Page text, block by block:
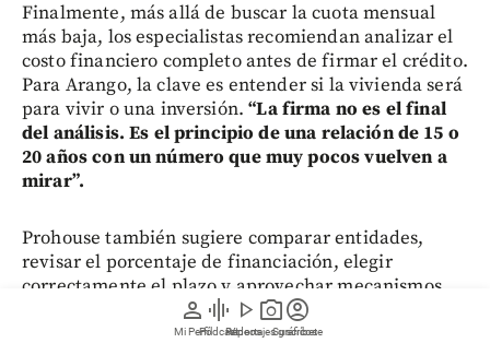
person
Mi Perfil
graphic_eq
Pódcast
play_arrow
Videos
photo_camera
Reportajes gráficos
account_circle
Suscríbete
Finalmente, más allá de buscar la cuota mensual
más baja, los especialistas recomiendan analizar el
costo financiero completo antes de firmar el crédito.
Para Arango, la clave es entender si la vivienda será
para vivir o una inversión. “La firma no es el final
del análisis. Es el principio de una relación de 15 o
20 años con un número que muy pocos vuelven a
mirar”.
Prohouse también sugiere comparar entidades,
revisar el porcentaje de financiación, elegir
correctamente el plazo y aprovechar mecanismos
como los abonos extraordinarios o la compra de
cartera para evitar que el comprador termine